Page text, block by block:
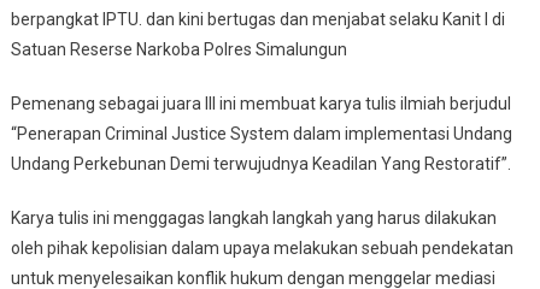
berpangkat IPTU. dan kini bertugas dan menjabat selaku Kanit I di
Satuan Reserse Narkoba Polres Simalungun
Pemenang sebagai juara III ini membuat karya tulis ilmiah berjudul
“Penerapan Criminal Justice System dalam implementasi Undang
Undang Perkebunan Demi terwujudnya Keadilan Yang Restoratif”.
Karya tulis ini menggagas langkah langkah yang harus dilakukan
oleh pihak kepolisian dalam upaya melakukan sebuah pendekatan
untuk menyelesaikan konflik hukum dengan menggelar mediasi